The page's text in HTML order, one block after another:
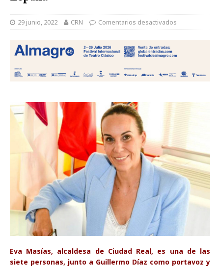
29 junio, 2022 CRN Comentarios desactivados
Eva Masías, alcaldesa de Ciudad Real, es una de las
siete personas, junto a Guillermo Díaz como portavoz y